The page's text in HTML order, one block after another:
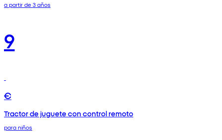
a partir de 3 años
9
€
Tractor de juguete con control remoto
para niños